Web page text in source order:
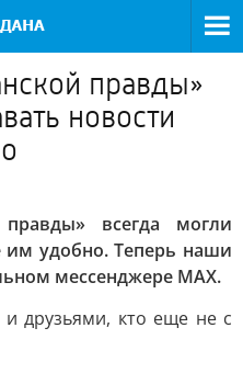
правды»
новости
правды» всегда могли
им удобно. Теперь наши
мессенджере MAX.
друзьями, кто еще не с